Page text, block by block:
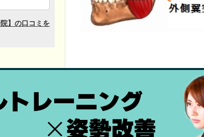
２．関節性の症状
関節円板を後方から支えて